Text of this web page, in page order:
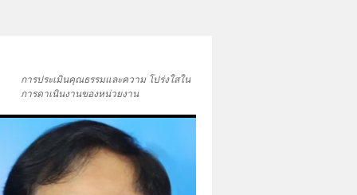
การประเมินคุณธรรมและความ โปร่งใสใน
การดาเนินงานของหน่วยงาน